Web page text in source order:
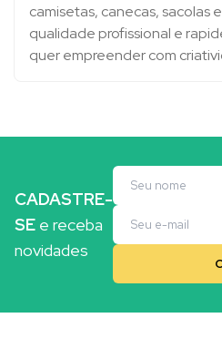
camisetas, canecas, sacolas
qualidade profissional e
quer empreender com
CADASTRE-
SE e receba
novidades